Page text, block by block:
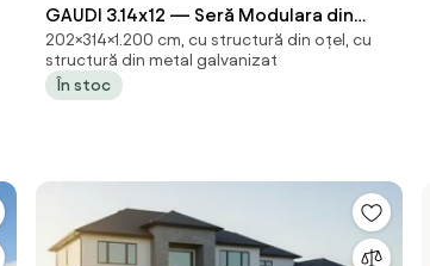
GAUDI 3.14x12 — Seră Modulara din
otel si policarbonat, Lățime 3,14m,
lungime 12m (37,8 m²),
202×314×1.200 cm, cu structură din oțel, cu
structură din metal galvanizat
În stoc